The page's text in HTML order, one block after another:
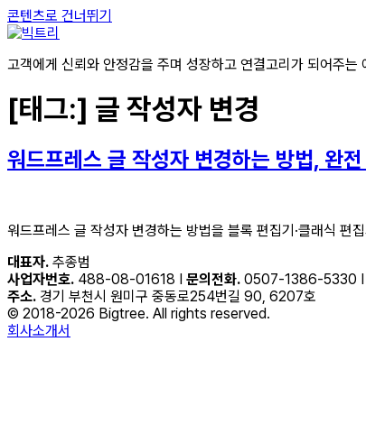
콘텐츠로 건너뛰기
고객에게 신뢰와 안정감을 주며 성장하고 연결고리가 되어주는
[태그:] 글 작성자 변경
워드프레스 글 작성자 변경하는 방법, 완
워드프레스 글 작성자 변경하는 방법을 블록 편집기·클래식
대표자. 추종범
사업자번호. 488-08-01618 I 문의전화. 0507-1386-5330 I
주소. 경기 부천시 원미구 중동로254번길 90, 6207호
© 2018-2026 Bigtree. All rights reserved.
회사소개서